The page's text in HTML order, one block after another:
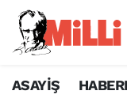
ASAYİŞ